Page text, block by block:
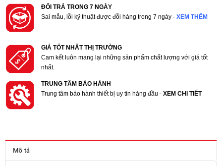
ĐỔI TRẢ TRONG 7 NGÀY
Sai mẫu, lỗi kỹ thuật được đỗi hàng trong 7 ngày - XEM THÊM
GIÁ TỐT NHẤT THỊ TRƯỜNG
Cam kết luôn mang lại những sản phẩm chất lượng với giá tốt
nhất.
TRUNG TÂM BẢO HÀNH
Trung tâm bảo hành thiết bị uy tín hàng đầu -XEM CHI TIẾT
Mô tả